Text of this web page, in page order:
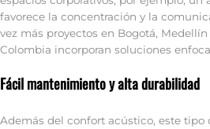
favorece la concentración y la
vez más proyectos en Bogotá,
Colombia incorporan soluciones
Fácil mantenimiento y alta durabilidad
Además del confort acústico, este tipo